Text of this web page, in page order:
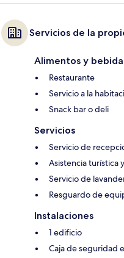
Servicios de la
Alimentos y
Restaurante
Servicio a la
Snack bar o deli
Servicios
Servicio de
Asistencia turística
Servicio de
Resguardo de
Instalaciones
1 edificio
Caja de seguridad